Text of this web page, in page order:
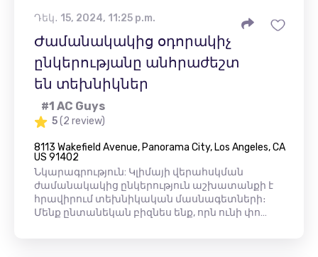
Դեկ․ 15, 2024, 11:25 p.m.
Ժամանակակից օդորակիչ
ընկերությանը անհրաժեշտ
են տեխնիկներ
#1 AC Guys
5(2 review)
8113 Wakefield Avenue, Panorama City, Los Angeles, CA
US 91402
Նկարագրություն: Կլիմայի վերահսկման
ժամանակակից ընկերություն աշխատանքի է
հրավիրում տեխնիկական մասնագետների։
Մենք ընտանեկան բիզնես ենք, որն ունի փո…